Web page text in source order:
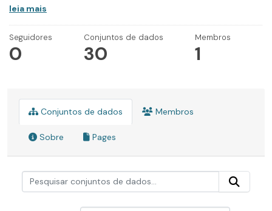
leia mais
Seguidores
0
Conjuntos de dados
30
Membros
1
Conjuntos de dados Membros
Sobre Pages